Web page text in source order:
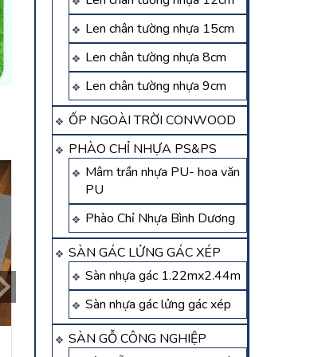
Len chân tường nhựa 15cm
Len chân tường nhựa 8cm
Len chân tường nhựa 9cm
ỐP NGOÀI TRỜI CONWOOD
PHÀO CHỈ NHỰA PS&PS
Mâm trần nhựa PU- hoa văn
PU
Phào Chỉ Nhựa Bình Dương
SÀN GÁC LỬNG GÁC XÉP
Sàn nhựa gác 1.22mx2.44m
Sàn nhựa gác lửng gác xép
SÀN GỖ CÔNG NGHIỆP
Thi công trần nhựa tại